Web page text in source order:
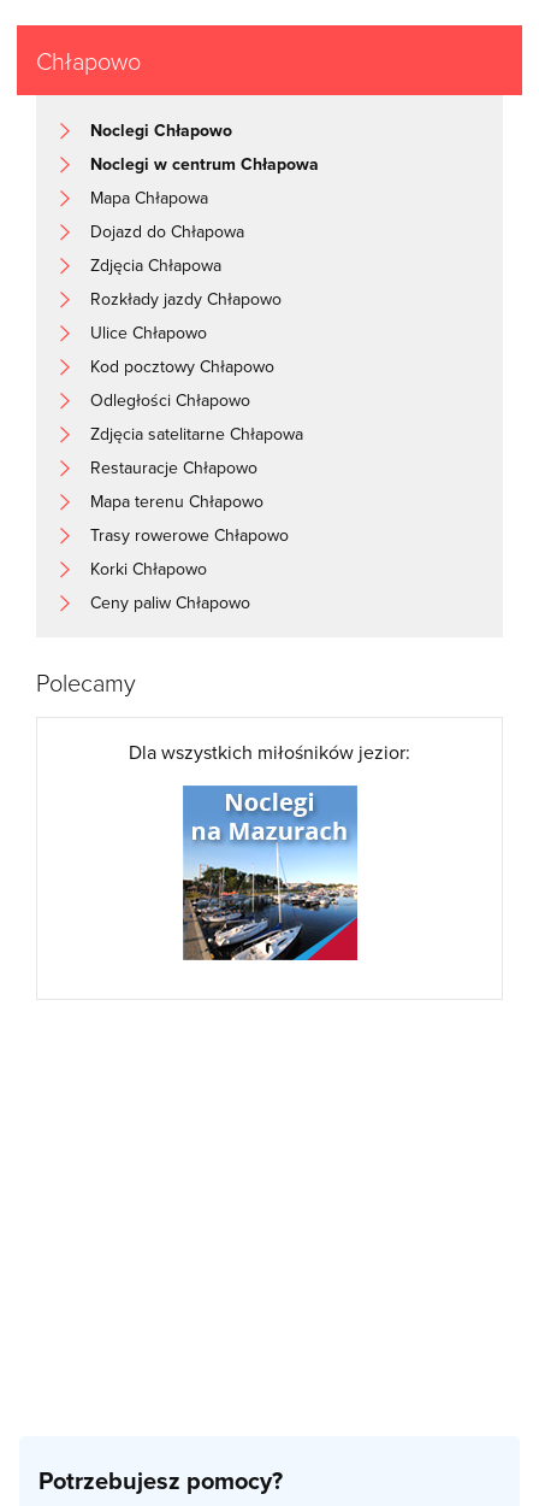
Chłapowo
Noclegi Chłapowo
Noclegi w centrum Chłapowa
Mapa Chłapowa
Dojazd do Chłapowa
Zdjęcia Chłapowa
Rozkłady jazdy Chłapowo
Ulice Chłapowo
Kod pocztowy Chłapowo
Odległości Chłapowo
Zdjęcia satelitarne Chłapowa
Restauracje Chłapowo
Mapa terenu Chłapowo
Trasy rowerowe Chłapowo
Korki Chłapowo
Ceny paliw Chłapowo
Polecamy
Dla wszystkich miłośników jezior:
Potrzebujesz pomocy?